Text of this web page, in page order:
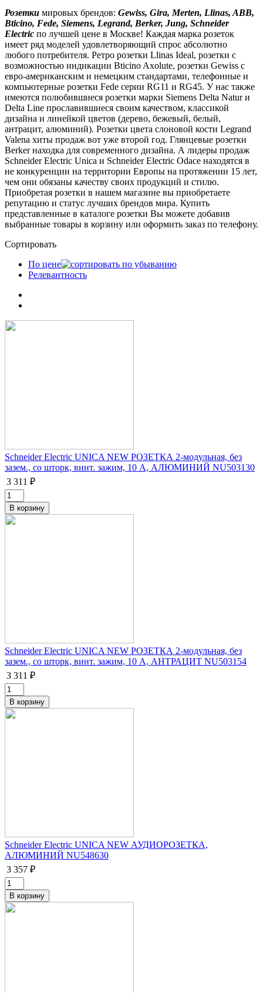
Розетки мировых брендов: Gewiss, Gira, Merten, Llinas, ABB,
Bticino, Fede, Siemens, Legrand, Berker, Jung, Schneider
Electric по лучшей цене в Москве! Каждая марка розеток
имеет ряд моделей удовлетворяющий спрос абсолютно
любого потребителя. Ретро розетки Llinas Ideal, розетки с
возможностью индикации Bticino Axolute, розетки Gewiss с
евро-американским и немецким стандартами, телефонные и
компьютерные розетки Fede серии RG11 и RG45. У нас также
имеются полюбившиеся розетки марки Siemens Delta Natur и
Delta Line прославившиеся своим качеством, классикой
дизайна и линейкой цветов (дерево, бежевый, белый,
антрацит, алюминий). Розетки цвета слоновой кости Legrand
Valena хиты продаж вот уже второй год. Глянцевые розетки
Berker находка для современного дизайна. А лидеры продаж
Schneider Electric Unica и Schneider Electric Odace находятся в
не конкуренции на территории Европы на протяжении 15 лет,
чем они обязаны качеству своих продукций и стилю.
Приобретая розетки в нашем магазине вы приобретаете
репутацию и статус лучших брендов мира. Купить
представленные в каталоге розетки Вы можете добавив
выбранные товары в корзину или оформить заказ по телефону.
Сортировать
По цене
Релевантность
Schneider Electric UNICA NEW РОЗЕТКА 2-модульная, без
зазем., со шторк, винт. зажим, 10 А, АЛЮМИНИЙ NU503130
3 311 ₽
Schneider Electric UNICA NEW РОЗЕТКА 2-модульная, без
зазем., со шторк, винт. зажим, 10 А, АНТРАЦИТ NU503154
3 311 ₽
Schneider Electric UNICA NEW АУДИОРОЗЕТКА,
АЛЮМИНИЙ NU548630
3 357 ₽